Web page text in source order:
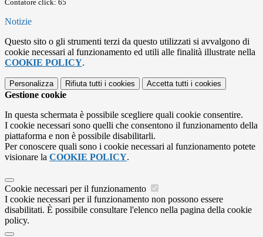
Contatore click: 65
Notizie
Questo sito o gli strumenti terzi da questo utilizzati si avvalgono di
cookie necessari al funzionamento ed utili alle finalità illustrate nella
COOKIE POLICY.
Personalizza Rifiuta tutti i cookies Accetta tutti i cookies
Gestione cookie
In questa schermata è possibile scegliere quali cookie consentire.
I cookie necessari sono quelli che consentono il funzionamento della
piattaforma e non è possibile disabilitarli.
Per conoscere quali sono i cookie necessari al funzionamento potete
visionare la COOKIE POLICY.
Cookie necessari per il funzionamento
I cookie necessari per il funzionamento non possono essere
disabilitati. È possibile consultare l'elenco nella pagina della cookie
policy.